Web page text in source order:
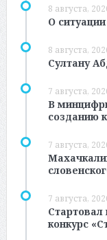
8 августа,
О
8 августа,
Султану
7 августа,
В
созданию
7 августа,
7 августа,
Стартовал
конкурс